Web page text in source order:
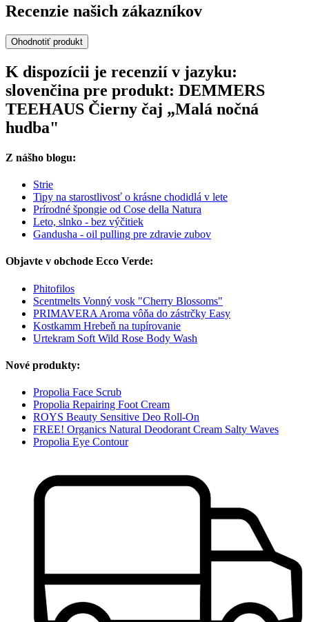
Recenzie našich zákazníkov
Ohodnotiť produkt
K dispozícii je recenzií v jazyku:
slovenčina pre produkt: DEMMERS
TEEHAUS Čierny čaj „Malá nočná
hudba"
Z nášho blogu:
Strie
Tipy na starostlivosť o krásne chodidlá v lete
Prírodné špongie od Cose della Natura
Leto, slnko - bez výčitiek
Gandusha - oil pulling pre zdravie zubov
Objavte v obchode Ecco Verde:
Phitofilos
Scentmelts Vonný vosk "Cherry Blossoms"
PRIMAVERA Aroma vôňa do zástrčky Easy
Kostkamm Hrebeň na tupírovanie
Urtekram Soft Wild Rose Body Wash
Nové produkty:
Propolia Face Scrub
Propolia Repairing Foot Cream
ROYS Beauty Sensitive Deo Roll-On
FREE! Organics Natural Deodorant Cream Salty Waves
Propolia Eye Contour